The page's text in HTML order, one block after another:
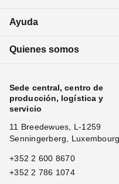
Ayuda
Quienes somos
Sede central, centro de
producción, logística y
servicio
11 Breedewues, L-1259
Senningerberg, Luxembourg
+352 2 600 8670
+352 2 786 1074